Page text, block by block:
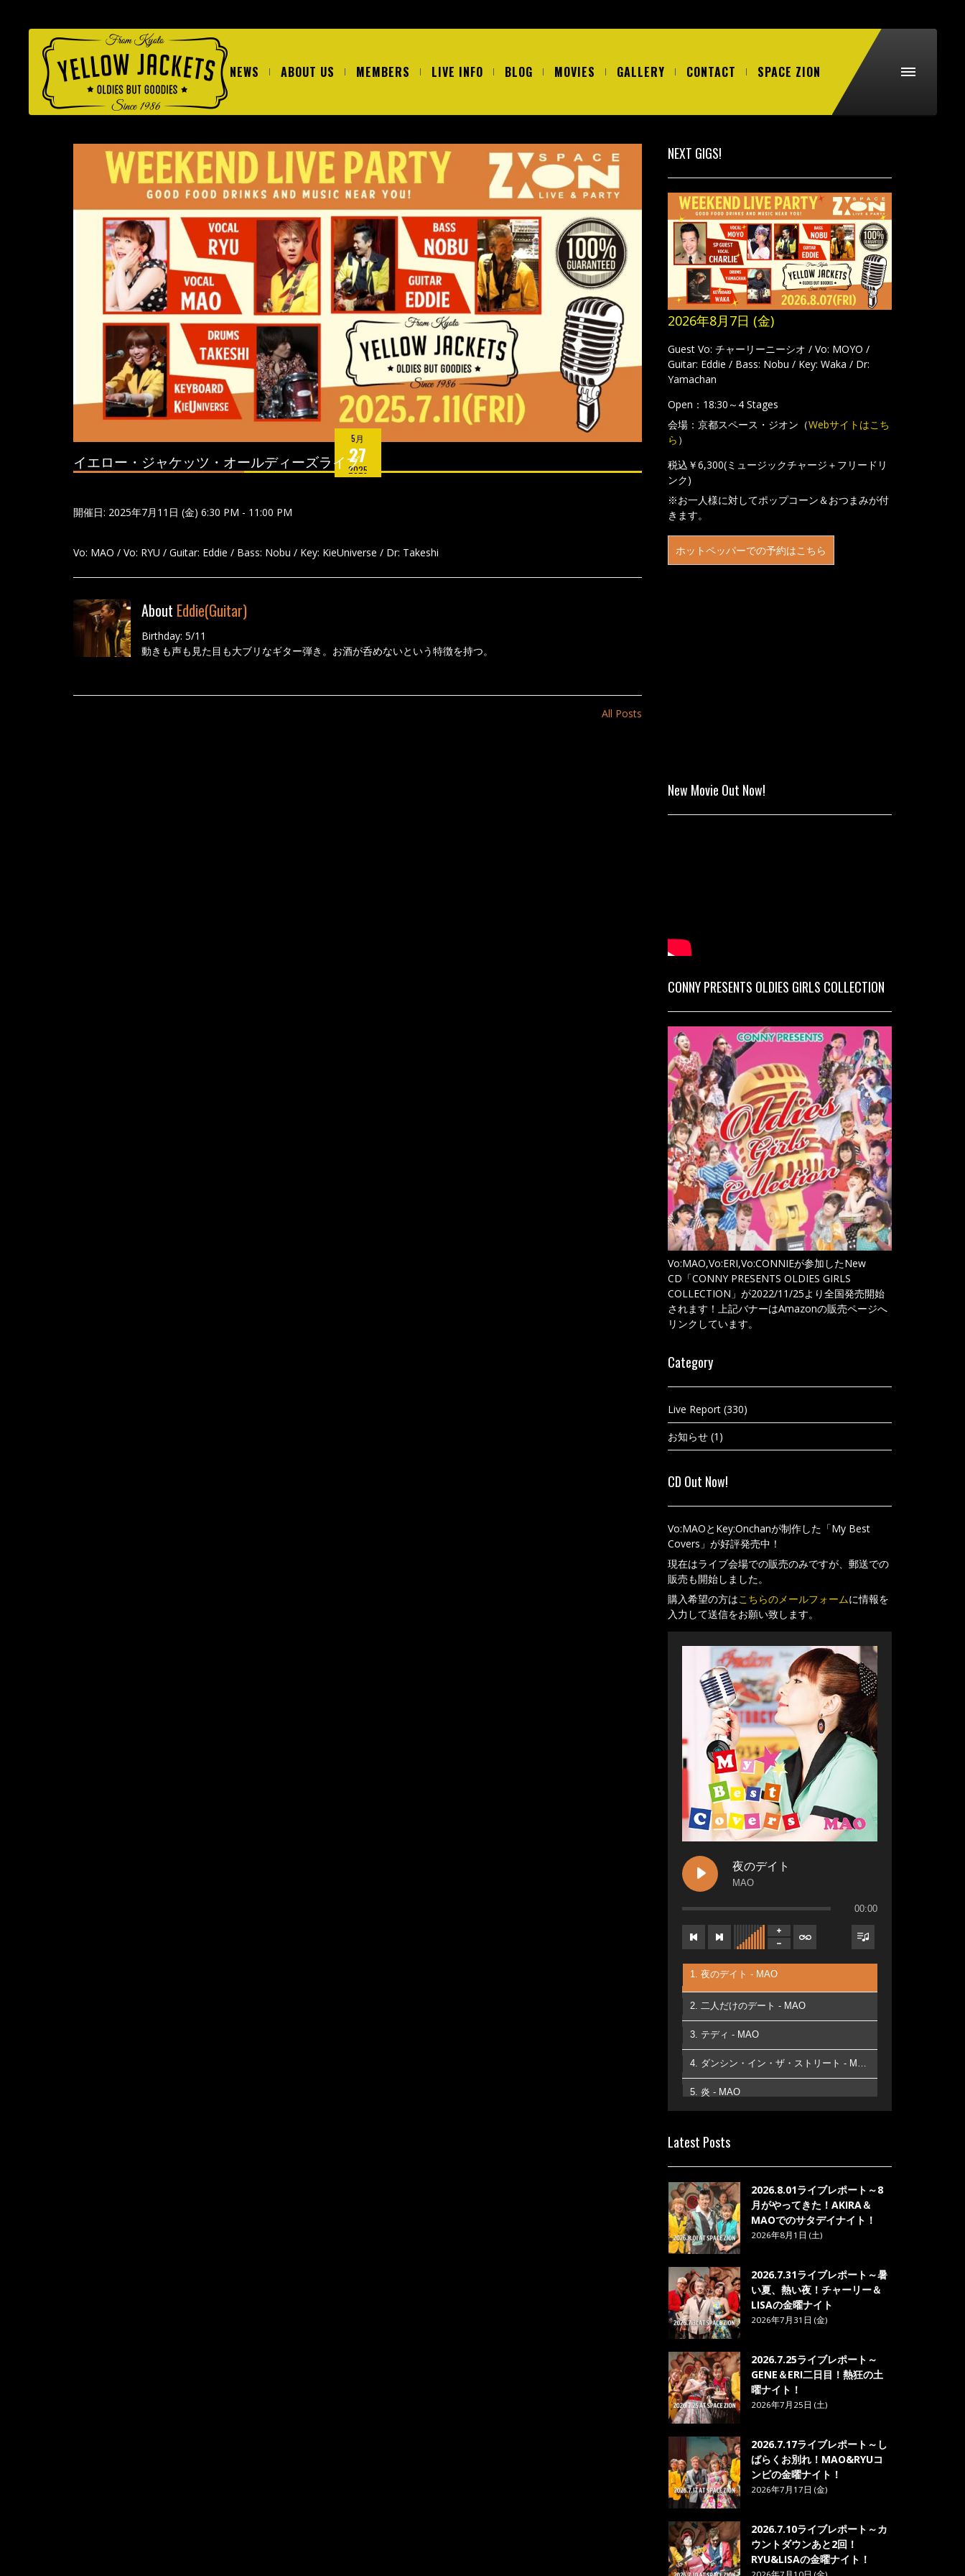
NEWS ABOUT US MEMBERS LIVE INFO BLOG MOVIES GALLERY CONTACT SPACE ZION
5月
27
2025
イエロー・ジャケッツ・オールディーズライブ
開催日: 2025年7月11日 (金) 6:30 PM - 11:00 PM
Vo: MAO / Vo: RYU / Guitar: Eddie / Bass: Nobu / Key: KieUniverse / Dr: Takeshi
About Eddie(Guitar)
Birthday: 5/11
動きも声も見た目も大ブリなギター弾き。お酒が呑めないという特徴を持つ。
All Posts
NEXT GIGS!
2026年8月7日 (金)
Guest Vo: チャーリーニーシオ / Vo: MOYO /
Guitar: Eddie / Bass: Nobu / Key: Waka / Dr:
Yamachan
Open：18:30～4 Stages
会場：京都スペース・ジオン（Webサイトはこち
ら ）
税込￥6,300(ミュージックチャージ＋フリードリ
ンク)
※お一人様に対してポップコーン＆おつまみが付
きます。
ホットペッパーでの予約はこちら
New Movie Out Now!
CONNY PRESENTS OLDIES GIRLS COLLECTION
Vo:MAO,Vo:ERI,Vo:CONNIEが参加したNew
CD「CONNY PRESENTS OLDIES GIRLS
COLLECTION」が2022/11/25より全国発売開始
されます！上記バナーはAmazonの販売ページへ
リンクしています。
Category
Live Report (330)
お知らせ (1)
CD Out Now!
Vo:MAOとKey:Onchanが制作した「My Best
Covers」が好評発売中！
現在はライブ会場での販売のみですが、郵送での
販売も開始しました。
購入希望の方はこちらのメールフォームに情報を
入力して送信をお願い致します。
夜のデイト
MAO
00:00
1. 夜のデイト - MAO
2. 二人だけのデート - MAO
3. テディ - MAO
4. ダンシン・イン・ザ・ストリート - MAO
5. 炎 - MAO
7. ベストフレンド - MAO
Latest Posts
2026.8.01ライブレポート～8
月がやってきた！AKIRA＆
MAOでのサタデイナイト！
2026年8月1日 (土)
2026.7.31ライブレポート～暑
い夏、熱い夜！チャーリー＆
LISAの金曜ナイト
2026年7月31日 (金)
2026.7.25ライブレポート～
GENE＆ERI二日目！熱狂の土
曜ナイト！
2026年7月25日 (土)
2026.7.17ライブレポート～し
ばらくお別れ！MAO&RYUコ
ンビの金曜ナイト！
2026年7月17日 (金)
2026.7.10ライブレポート～カ
ウントダウンあと2回！
RYU&LISAの金曜ナイト！